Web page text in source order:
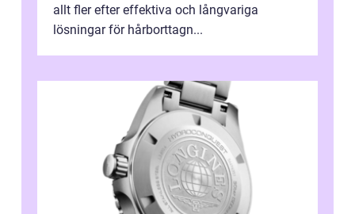
allt fler efter effektiva och långvariga
lösningar för hårborttagn...